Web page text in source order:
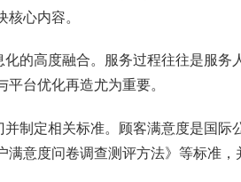
心内容。
的高度融合。
服务过程往往是服务
台优化再造尤为重要。
制定相关标准。顾客满意度是国
意度问卷调查测评方法》等标准